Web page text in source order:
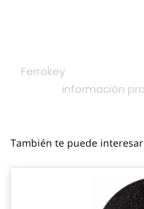
También te puede interesar